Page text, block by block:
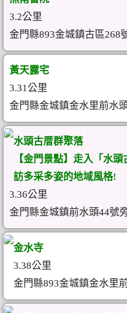
3.2公里
金門縣893金城鎮古區268
黃天露宅
3.31公里
金門縣金城鎮金水里前水
水頭古厝群聚落
【金門景點】走入「水
訪多采多姿的地域風格!
3.36公里
金門縣金城鎮前水頭44號
金水寺
3.38公里
金門縣893金城鎮金水里